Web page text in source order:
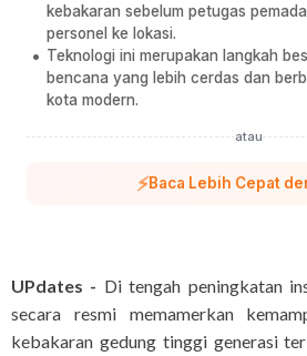
kebakaran sebelum petugas
personel ke lokasi.
Teknologi ini merupakan langkah
bencana yang lebih cerdas dan
kota modern.
atau
⚡Baca Lebih Cepat
UPdates - Di tengah peningkatan
secara resmi memamerkan
kebakaran gedung tinggi generasi